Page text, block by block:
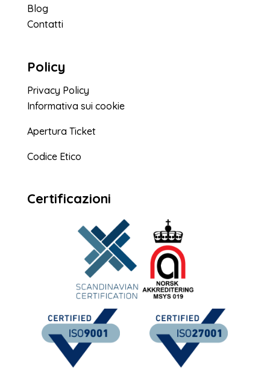
Blog
Contatti
Policy
Privacy Policy
Informativa sui cookie
Apertura Ticket
Codice Etico
Certificazioni